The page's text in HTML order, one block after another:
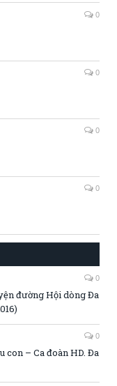
0
0
0
0
0
đường Hội dòng Đa
0
con – Ca đoàn HD. Đa